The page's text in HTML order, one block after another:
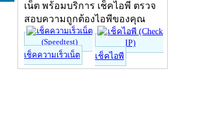
เน็ต พร้อมบริการ เช็คไอพี ตรวจ
สอบความถูกต้องไอพีของคุณ
เช็คความเร็วเน็ต เช็คไอพี